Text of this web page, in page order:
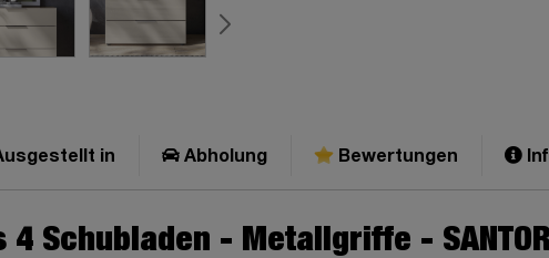
in Abholung Bewertungen
Schubladen - Metallgriffe -